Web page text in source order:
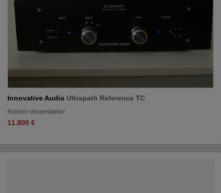
Innovative Audio Ultrapath Reference TC
Röhren-Vorverstärker
11.800 €